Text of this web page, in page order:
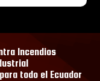
Incendios
todo el Ecuador